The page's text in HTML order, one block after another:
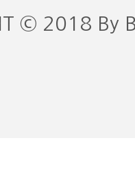
© 2018 By